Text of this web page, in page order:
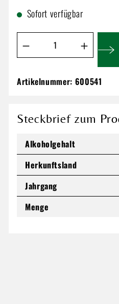
Sofort verfügbar
Produkt Anzahl: Gib
Bombay Sapphire
27,49 €
Preise inkl. MwSt. zzgl. Versandkosten
Artikelnummer: 600541
Steckbrief zum
Alkoholgehalt
Herkunftsland
Jahrgang
Menge